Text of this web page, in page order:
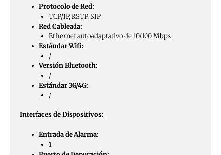
Protocolo de Red:
TCP/IP, RSTP, SIP
Red Cableada:
Ethernet autoadaptativo de 10/100 Mbps
Estándar Wifi:
/
Versión Bluetooth:
/
Estándar 3G/4G:
/
Interfaces de Dispositivos:
Entrada de Alarma:
1